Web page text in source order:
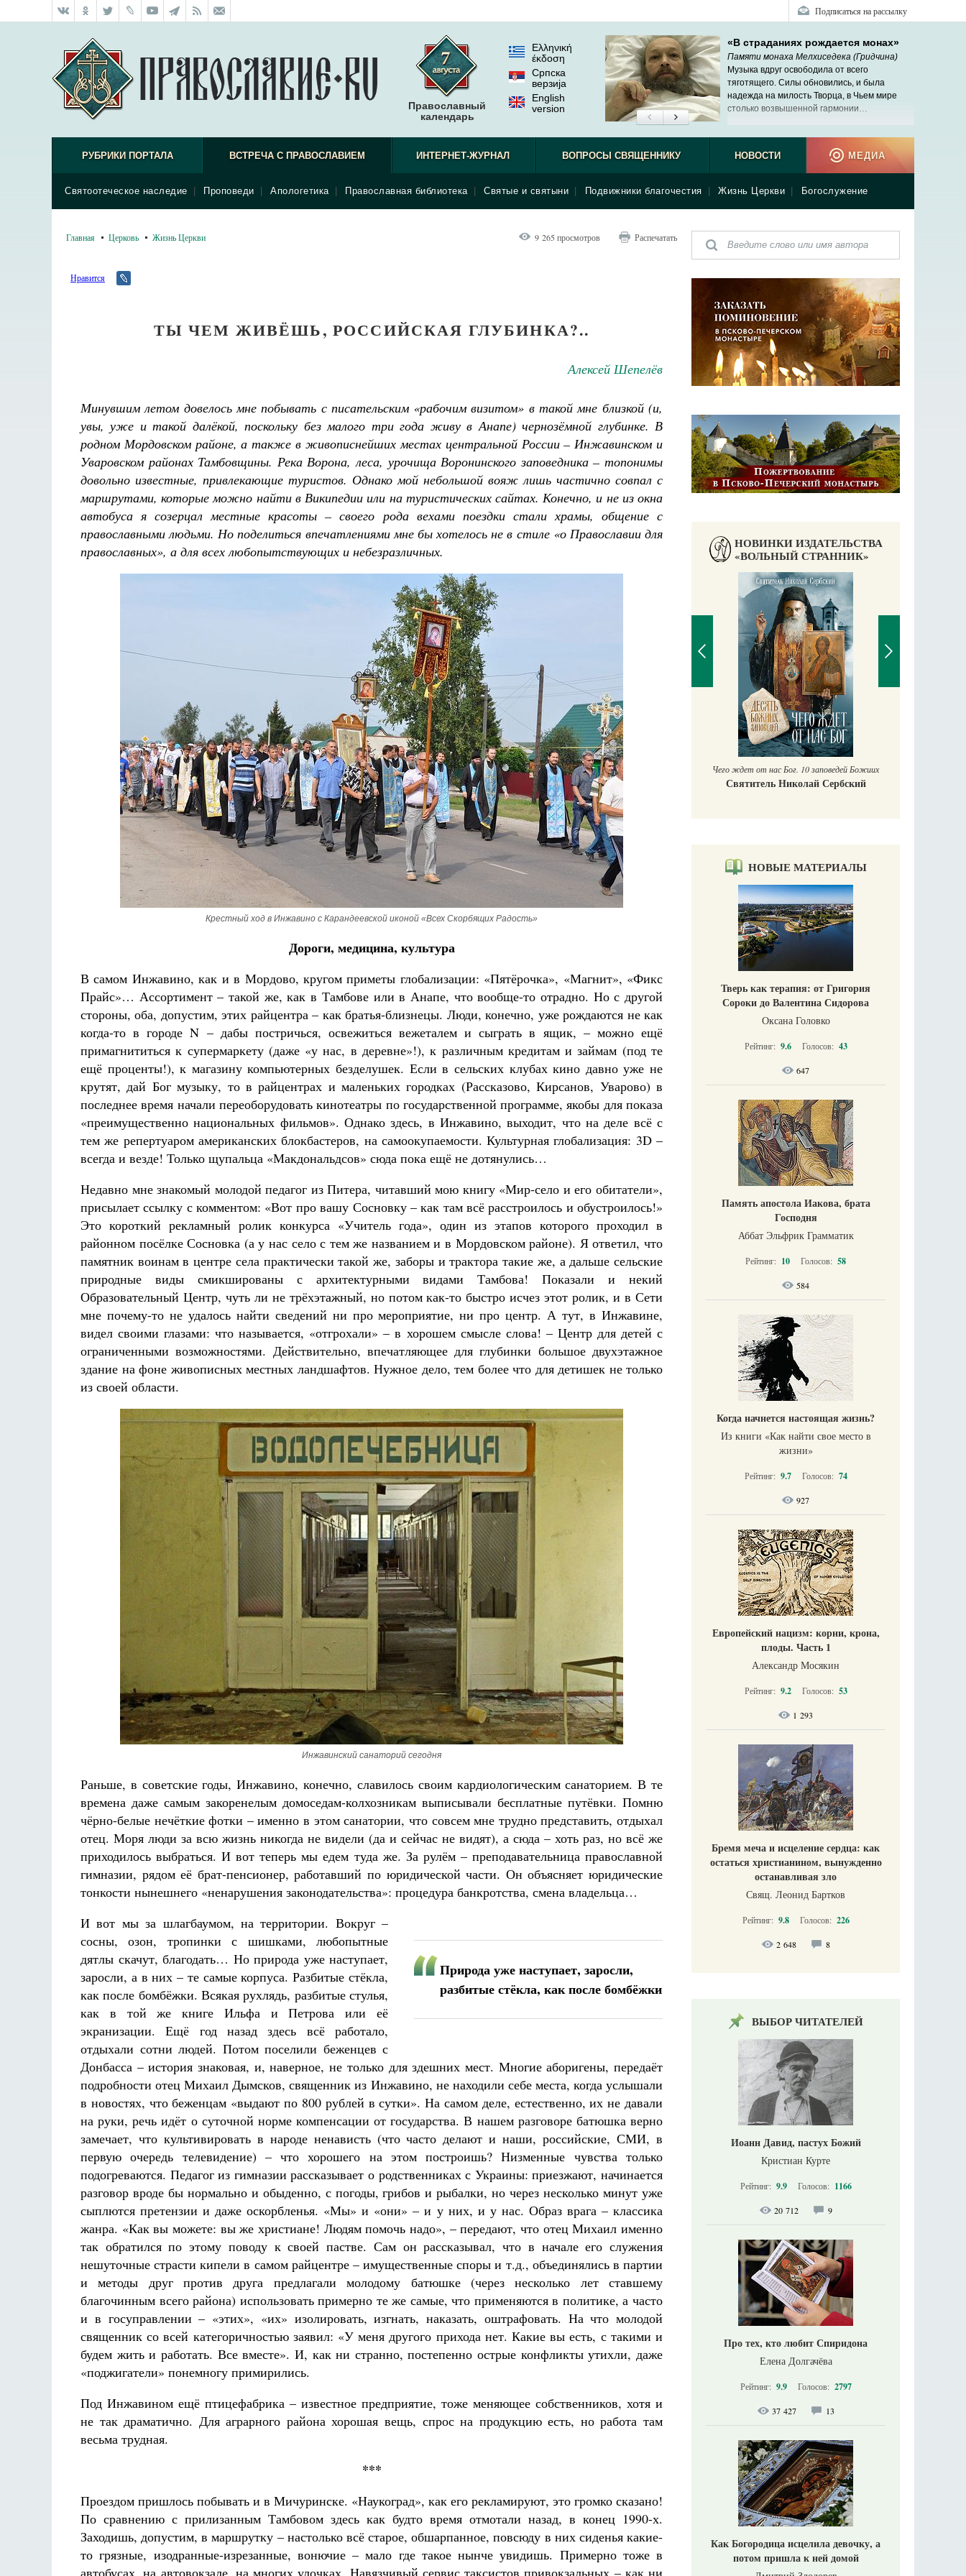
Подписаться на рассылку
Православный
календарь
Ελληνική
έκδοση
Српска
верзиjа
English
version
«В страданиях рождается монах»
Памяти монаха Мелхиседека (Гридчина)
Музыка вдруг освободила от всего
тяготящего. Силы обновились, и была
надежда на милость Творца, в Чьем мире
столько возвышенной гармонии…
РУБРИКИ ПОРТАЛА ВСТРЕЧА С ПРАВОСЛАВИЕМ
Святоотеческое наследие Проповеди Апологетика Православная библиотека Святые и святыни Подвижники благочестия Жизнь Церкви Богослужение
ИНТЕРНЕТ-ЖУРНАЛ ВОПРОСЫ СВЯЩЕННИКУ НОВОСТИ МЕДИА
Главная Церковь Жизнь Церкви 9 265 просмотров Распечатать
Нравится
ТЫ ЧЕМ ЖИВЁШЬ, РОССИЙСКАЯ ГЛУБИНКА?..
Алексей Шепелёв
Минувшим летом довелось мне побывать с писательским «рабочим визитом» в такой мне близкой (и,
увы, уже и такой далёкой, поскольку без малого три года живу в Анапе) чернозёмной глубинке. В
родном Мордовском районе, а также в живописнейших местах центральной России – Инжавинском и
Уваровском районах Тамбовщины. Река Ворона, леса, урочища Воронинского заповедника – топонимы
довольно известные, привлекающие туристов. Однако мой небольшой вояж лишь частично совпал с
маршрутами, которые можно найти в Википедии или на туристических сайтах. Конечно, и не из окна
автобуса я созерцал местные красоты – своего рода вехами поездки стали храмы, общение с
православными людьми. Но поделиться впечатлениями мне бы хотелось не в стиле «о Православии для
православных», а для всех любопытствующих и небезразличных.
Крестный ход в Инжавино с Карандеевской иконой «Всех Скорбящих Радость»
Дороги, медицина, культура
В самом Инжавино, как и в Мордово, кругом приметы глобализации: «Пятёрочка», «Магнит», «Фикс
Прайс»… Ассортимент – такой же, как в Тамбове или в Анапе, что вообще-то отрадно. Но с другой
стороны, оба, допустим, этих райцентра – как братья-близнецы. Люди, конечно, уже рождаются не как
когда-то в городе N – дабы постричься, освежиться вежеталем и сыграть в ящик, – можно ещё
примагнититься к супермаркету (даже «у нас, в деревне»!), к различным кредитам и займам (под те
ещё проценты!), к магазину компьютерных безделушек. Если в сельских клубах кино давно уже не
крутят, дай Бог музыку, то в райцентрах и маленьких городках (Рассказово, Кирсанов, Уварово) в
последнее время начали переоборудовать кинотеатры по государственной программе, якобы для показа
«преимущественно национальных фильмов». Однако здесь, в Инжавино, выходит, что на деле всё с
тем же репертуаром американских блокбастеров, на самоокупаемости. Культурная глобализация: 3D –
всегда и везде! Только щупальца «Макдональдсов» сюда пока ещё не дотянулись…
Недавно мне знакомый молодой педагог из Питера, читавший мою книгу «Мир-село и его обитатели»,
присылает ссылку с комментом: «Вот про вашу Сосновку – как там всё расстроилось и обустроилось!»
Это короткий рекламный ролик конкурса «Учитель года», один из этапов которого проходил в
районном посёлке Сосновка (а у нас село с тем же названием и в Мордовском районе). Я ответил, что
памятник воинам в центре села практически такой же, заборы и трактора такие же, а дальше сельские
природные виды смикшированы с архитектурными видами Тамбова! Показали и некий
Образовательный Центр, чуть ли не трёхэтажный, но потом как-то быстро исчез этот ролик, и в Сети
мне почему-то не удалось найти сведений ни про мероприятие, ни про центр. А тут, в Инжавине,
видел своими глазами: что называется, «отгрохали» – в хорошем смысле слова! – Центр для детей с
ограниченными возможностями. Действительно, впечатляющее для глубинки большое двухэтажное
здание на фоне живописных местных ландшафтов. Нужное дело, тем более что для детишек не только
из своей области.
Инжавинский санаторий сегодня
Раньше, в советские годы, Инжавино, конечно, славилось своим кардиологическим санаторием. В те
времена даже самым закоренелым домоседам-колхозникам выписывали бесплатные путёвки. Помню
чёрно-белые нечёткие фотки – именно в этом санатории, что совсем мне трудно представить, отдыхал
отец. Моря люди за всю жизнь никогда не видели (да и сейчас не видят), а сюда – хоть раз, но всё же
приходилось выбраться. И вот теперь мы едем туда же. За рулём – преподавательница православной
гимназии, рядом её брат-пенсионер, работавший по юридической части. Он объясняет юридические
тонкости нынешнего «ненарушения законодательства»: процедура банкротства, смена владельца…
Природа уже наступает, заросли,
разбитые стёкла, как после бомбёжки
И вот мы за шлагбаумом, на территории. Вокруг –
сосны, озон, тропинки с шишками, любопытные
дятлы скачут, благодать… Но природа уже наступает,
заросли, а в них – те самые корпуса. Разбитые стёкла,
как после бомбёжки. Всякая рухлядь, разбитые стулья,
как в той же книге Ильфа и Петрова или её
экранизации. Ещё год назад здесь всё работало,
отдыхали сотни людей. Потом поселили беженцев с
Донбасса – история знаковая, и, наверное, не только для здешних мест. Многие аборигены, передаёт
подробности отец Михаил Дымсков, священник из Инжавино, не находили себе места, когда услышали
в новостях, что беженцам «выдают по 800 рублей в сутки». На самом деле, естественно, их не давали
на руки, речь идёт о суточной норме компенсации от государства. В нашем разговоре батюшка верно
замечает, что культивировать в народе ненависть (что часто делают и наши, российские, СМИ, в
первую очередь телевидение) – что хорошего на этом построишь? Низменные чувства только
подогреваются. Педагог из гимназии рассказывает о родственниках с Украины: приезжают, начинается
разговор вроде бы нормально и обыденно, с погоды, грибов и рыбалки, но через несколько минут уже
сыплются претензии и даже оскорбленья. «Мы» и «они» – и у них, и у нас. Образ врага – классика
жанра. «Как вы можете: вы же христиане! Людям помочь надо», – передают, что отец Михаил именно
так обратился по этому поводу к своей пастве. Сам он рассказывал, что в начале его служения
нешуточные страсти кипели в самом райцентре – имущественные споры и т.д., объединялись в партии
и методы друг против друга предлагали молодому батюшке (через несколько лет ставшему
благочинным всего района) использовать примерно те же самые, что применяются в политике, а часто
и в госуправлении – «этих», «их» изолировать, изгнать, наказать, оштрафовать. На что молодой
священник со всей категоричностью заявил: «У меня другого прихода нет. Какие вы есть, с такими и
будем жить и работать. Все вместе». И, как ни странно, постепенно острые конфликты утихли, даже
«поджигатели» понемногу примирились.
Под Инжавином ещё птицефабрика – известное предприятие, тоже меняющее собственников, хотя и
не так драматично. Для аграрного района хорошая вещь, спрос на продукцию есть, но работа там
весьма трудная.
***
Проездом пришлось побывать и в Мичуринске. «Наукоград», как его рекламируют, это громко сказано!
По сравнению с прилизанным Тамбовом здесь как будто время отмотали назад, в конец 1990-х.
Заходишь, допустим, в маршрутку – настолько всё старое, обшарпанное, повсюду в них сиденья какие-
то грязные, изодранные-изрезанные, вонючие – мало где такое нынче увидишь. Примерно тоже в
автобусах, на автовокзале, на многих улочках. Навязчивый сервис таксистов привокзальных – как ни
НОВИНКИ ИЗДАТЕЛЬСТВА
«ВОЛЬНЫЙ СТРАННИК»
Разлуки не будет
Фредерика де Грааф Как найти своё место в жизни
Кирилл Мурышев
Великомученик Георгий Победоносец. Научись у
святого
Роман Котов Чего ждет от нас Бог. 10 заповедей Божиих
Святитель Николай Сербский
НОВЫЕ МАТЕРИАЛЫ
Тверь как терапия: от Григория
Сороки до Валентина Сидорова
Оксана Головко
Рейтинг: 9.6 Голосов: 43
647
Память апостола Иакова, брата
Господня
Аббат Эльфрик Грамматик
Рейтинг: 10 Голосов: 58
584
Когда начнется настоящая жизнь?
Из книги «Как найти свое место в
жизни​»
Рейтинг: 9.7 Голосов: 74
927
Европейский нацизм: корни, крона,
плоды. Часть 1
Александр Мосякин
Рейтинг: 9.2 Голосов: 53
1 293
Бремя меча и исцеление сердца: как
остаться христианином, вынужденно
останавливая зло
Свящ. Леонид Бартков
Рейтинг: 9.8 Голосов: 226
2 648 8
ВЫБОР ЧИТАТЕЛЕЙ
Иоанн Давид, пастух Божий
Кристиан Курте
Рейтинг: 9.9 Голосов: 1166
20 712 9
Про тех, кто любит Спиридона
Елена Долгачёва
Рейтинг: 9.9 Голосов: 2797
37 427 13
Как Богородица исцелила девочку, а
потом пришла к ней домой